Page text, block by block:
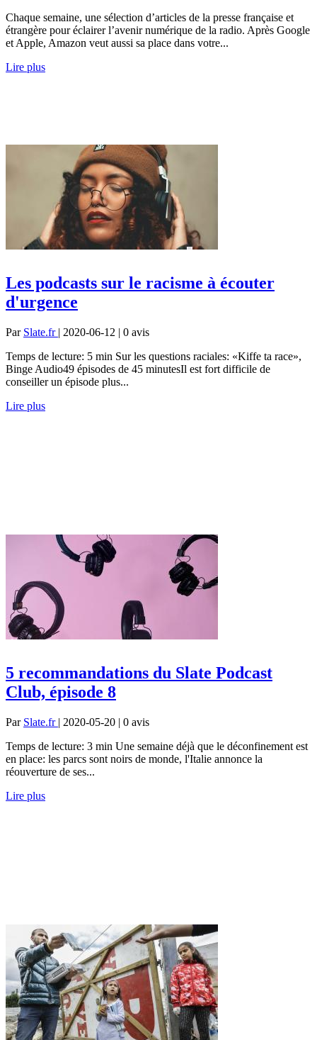
Chaque semaine, une sélection d’articles de la presse française et
étrangère pour éclairer l’avenir numérique de la radio. Après Google
et Apple, Amazon veut aussi sa place dans votre...
Lire plus
Les podcasts sur le racisme à écouter
d'urgence
Par Slate.fr | 2020-06-12 | 0 avis
Temps de lecture: 5 min Sur les questions raciales: «Kiffe ta race»,
Binge Audio49 épisodes de 45 minutesIl est fort difficile de
conseiller un épisode plus...
Lire plus
5 recommandations du Slate Podcast
Club, épisode 8
Par Slate.fr | 2020-05-20 | 0 avis
Temps de lecture: 3 min Une semaine déjà que le déconfinement est
en place: les parcs sont noirs de monde, l'Italie annonce la
réouverture de ses...
Lire plus